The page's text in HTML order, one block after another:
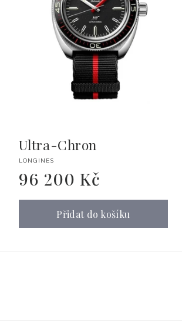
Ultra-Chron
Dodavatel:
LONGINES
Běžná
cena
96 200 Kč
Přidat do košíku